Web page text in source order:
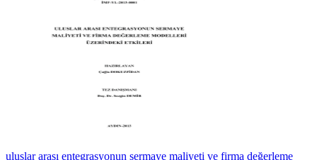
uluslar arası entegrasyonun sermaye maliyeti ve firma değerleme